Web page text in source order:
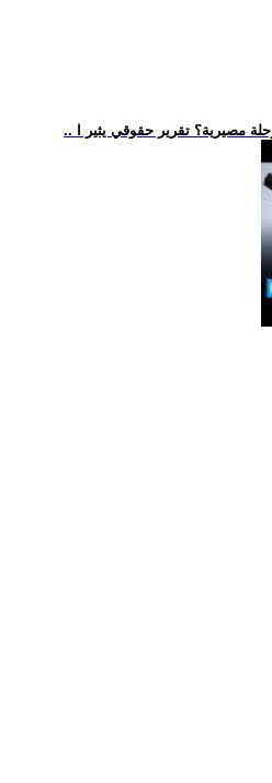
مصيرية؟ تقرير حقوقي يثير ا